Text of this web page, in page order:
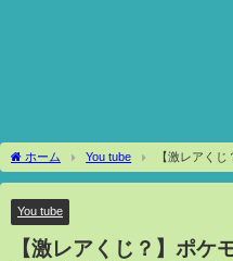
ホーム You tube
【激レアく
がやってたので引いてきたら爆アドの嵐
You tube
【激レアくじ？】ポケ